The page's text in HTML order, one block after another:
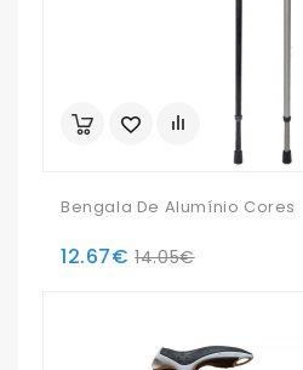
Bengala De Alumínio Cores
12.67€ 14.05€